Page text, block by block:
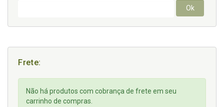
Ok
Frete:
Não há produtos com cobrança de frete em seu
carrinho de compras.